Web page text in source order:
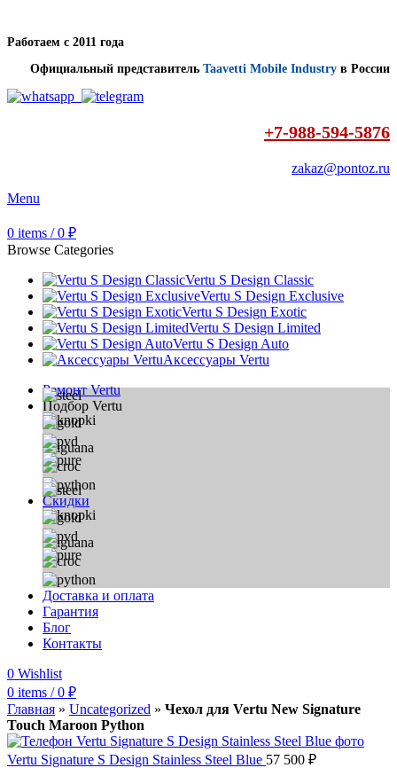
Работаем с 2011 года
Официальный представитель Taavetti Mobile Industry в России
+7-988-594-5876
zakaz@pontoz.ru
Menu
0 items / 0 ₽
Browse Categories
Vertu S Design Classic
Vertu S Design Exclusive
Vertu S Design Exotic
Vertu S Design Limited
Vertu S Design Auto
Аксессуары Vertu
Ремонт Vertu
Подбор Vertu
Скидки
Доставка и оплата
Гарантия
Блог
Контакты
0 Wishlist
0 items / 0 ₽
Главная » Uncategorized » Чехол для Vertu New Signature
Touch Maroon Python
Vertu Signature S Design Stainless Steel Blue 57 500 ₽